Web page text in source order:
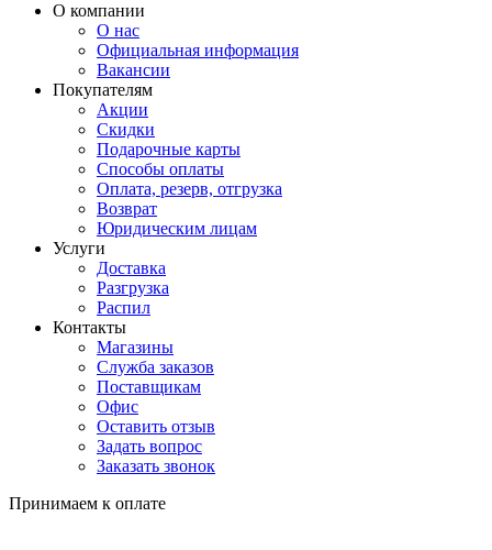
О компании
О нас
Официальная информация
Вакансии
Покупателям
Акции
Скидки
Подарочные карты
Способы оплаты
Оплата, резерв, отгрузка
Возврат
Юридическим лицам
Услуги
Доставка
Разгрузка
Распил
Контакты
Магазины
Служба заказов
Поставщикам
Офис
Оставить отзыв
Задать вопрос
Заказать звонок
Принимаем к оплате